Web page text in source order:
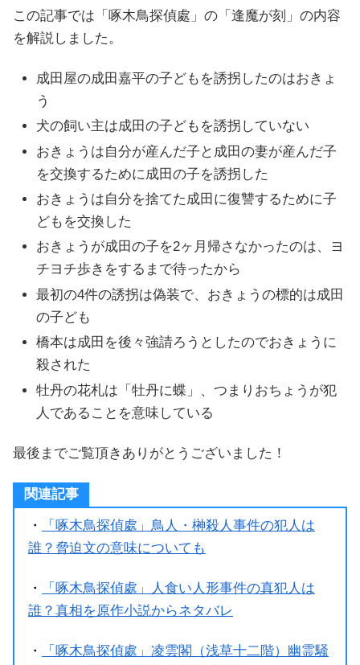
この記事では「啄木鳥探偵處」の「逢魔が刻」の内容
を解説しました。
成田屋の成田嘉平の子どもを誘拐したのはおきょ
う
犬の飼い主は成田の子どもを誘拐していない
おきょうは自分が産んだ子と成田の妻が産んだ子
を交換するために成田の子を誘拐した
おきょうは自分を捨てた成田に復讐するために子
どもを交換した
おきょうが成田の子を2ヶ月帰さなかったのは、ヨ
チヨチ歩きをするまで待ったから
最初の4件の誘拐は偽装で、おきょうの標的は成田
の子ども
橋本は成田を後々強請ろうとしたのでおきょうに
殺された
牡丹の花札は「牡丹に蝶」、つまりおちょうが犯
人であることを意味している
最後までご覧頂きありがとうございました！
関連記事
・
「啄木鳥探偵處」鳥人・榊殺人事件の犯人は
誰？脅迫文の意味についても
・
「啄木鳥探偵處」人食い人形事件の真犯人は
誰？真相を原作小説からネタバレ
・
「啄木鳥探偵處」凌雲閣（浅草十二階）幽霊騒